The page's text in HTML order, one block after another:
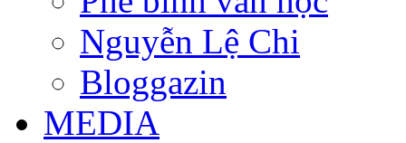
Nguyễn Lệ Chi
Bloggazin
MEDIA